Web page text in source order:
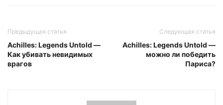
Предыдущая статья
Achilles: Legends Untold —
Как убивать невидимых
врагов
Следующая статья
Achilles: Legends Untold —
можно ли победить
Париса?